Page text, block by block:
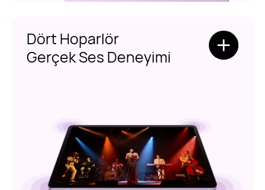
Dört Hoparlör
Gerçek Ses Deneyimi